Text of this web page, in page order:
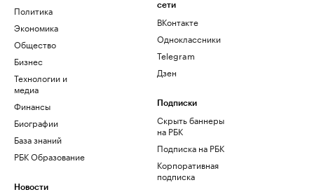
Политика
Экономика
Общество
Бизнес
Технологии и
медиа
Финансы
Биографии
База знаний
РБК Образование
Новости
сети
ВКонтакте
Одноклассники
Telegram
Дзен
Подписки
Скрыть баннеры
на РБК
Подписка на РБК
Корпоративная
подписка